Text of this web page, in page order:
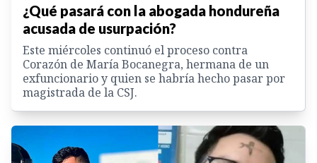
¿Qué pasará con la abogada hondureña
acusada de usurpación?
Este miércoles continuó el proceso contra
Corazón de María Bocanegra, hermana de un
exfuncionario y quien se habría hecho pasar por
magistrada de la CSJ.